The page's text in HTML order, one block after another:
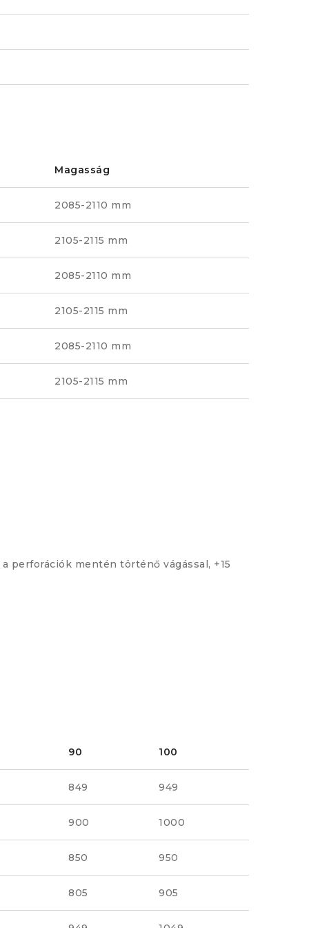
Magasság
2085-2110 mm
2105-2115 mm
2085-2110 mm
2105-2115 mm
2085-2110 mm
2105-2115 mm
perforációk mentén történő vágással, +15
90 100
849 949
900 1000
850 950
805 905